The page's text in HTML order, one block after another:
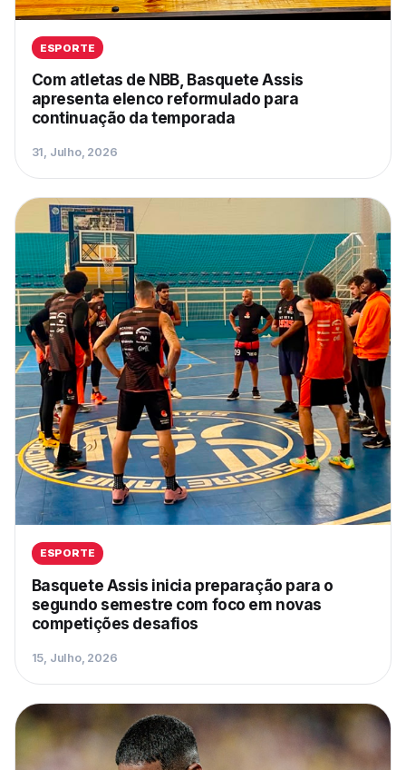
ESPORTE
Com atletas de NBB, Basquete Assis
apresenta elenco reformulado para
continuação da temporada
31, Julho, 2026
ESPORTE
Basquete Assis inicia preparação para o
segundo semestre com foco em novas
competições desafios
15, Julho, 2026